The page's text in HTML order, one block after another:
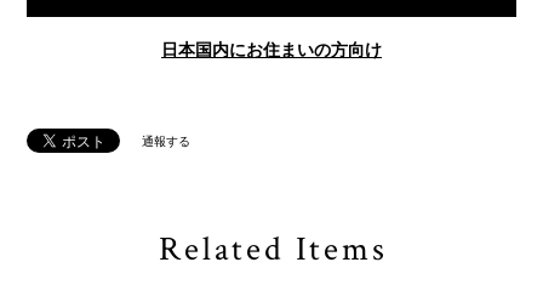
日本国内にお住まいの方向け
通報する
Related Items